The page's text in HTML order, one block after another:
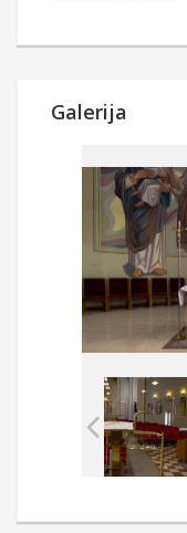
Galerija